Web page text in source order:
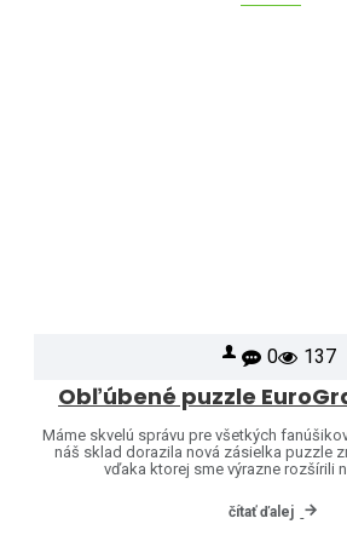
0 137
Máme skvelú správu pre všetkých
náš sklad dorazila nová zásielka puzzle
vďaka ktorej sme výrazne rozšírili
čítať ďalej